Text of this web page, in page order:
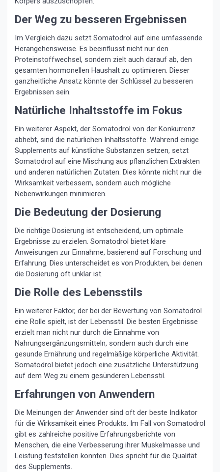
Der Weg zu besseren Ergebnissen
Im Vergleich dazu setzt Somatodrol auf eine umfassende
Herangehensweise. Es beeinflusst nicht nur den
Proteinstoffwechsel, sondern zielt auch darauf ab, den
gesamten hormonellen Haushalt zu optimieren. Dieser
ganzheitliche Ansatz könnte der Schlüssel zu besseren
Ergebnissen sein.
Natürliche Inhaltsstoffe im Fokus
Ein weiterer Aspekt, der Somatodrol von der Konkurrenz
abhebt, sind die natürlichen Inhaltsstoffe. Während einige
Supplements auf künstliche Substanzen setzen, setzt
Somatodrol auf eine Mischung aus pflanzlichen Extrakten
und anderen natürlichen Zutaten. Dies könnte nicht nur die
Wirksamkeit verbessern, sondern auch mögliche
Nebenwirkungen minimieren.
Die Bedeutung der Dosierung
Die richtige Dosierung ist entscheidend, um optimale
Ergebnisse zu erzielen. Somatodrol bietet klare
Anweisungen zur Einnahme, basierend auf Forschung und
Erfahrung. Dies unterscheidet es von Produkten, bei denen
die Dosierung oft unklar ist.
Die Rolle des Lebensstils
Ein weiterer Faktor, der bei der Bewertung von Somatodrol
eine Rolle spielt, ist der Lebensstil. Die besten Ergebnisse
erzielt man nicht nur durch die Einnahme von
Nahrungsergänzungsmitteln, sondern auch durch eine
gesunde Ernährung und regelmäßige körperliche Aktivität.
Somatodrol bietet jedoch eine zusätzliche Unterstützung
auf dem Weg zu einem gesünderen Lebensstil.
Erfahrungen von Anwendern
Die Meinungen der Anwender sind oft der beste Indikator
für die Wirksamkeit eines Produkts. Im Fall von Somatodrol
gibt es zahlreiche positive Erfahrungsberichte von
Menschen, die eine Verbesserung ihrer Muskelmasse und
Leistung feststellen konnten. Dies spricht für die Qualität
des Supplements.